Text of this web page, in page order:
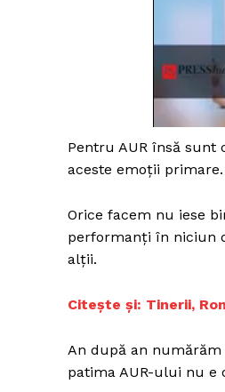
Pentru AUR însă
aceste emoții
Orice facem nu iese
performanți în niciun
alții.
Citește și: Tinerii,
An după an
patima AUR-ului nu e